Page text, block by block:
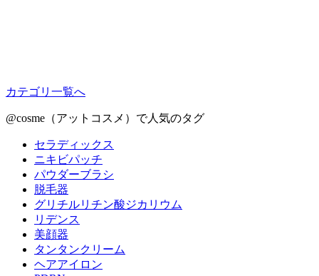
カテゴリ一覧へ
@cosme（アットコスメ）で人気のタグ
セラディックス
ニキビパッチ
パウダーブラシ
脱毛器
グリチルリチン酸ジカリウム
リデンス
美顔器
タンタンクリーム
ヘアアイロン